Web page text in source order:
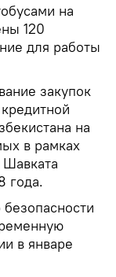
на
120
для работы
закупок
на
в рамках
Шавката
года.
в январе